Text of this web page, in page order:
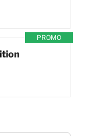
PROMO